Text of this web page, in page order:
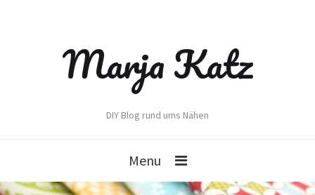
Marja Katz
DIY Blog rund ums Nähen
Menu